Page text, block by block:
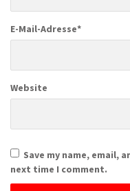
E-Mail-Adresse*
Website
Save my name, email,
next time I comment.